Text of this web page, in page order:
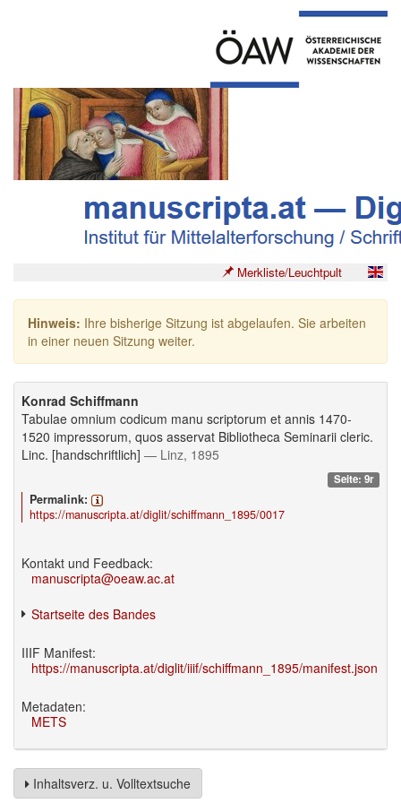
Merkliste/Leuchtpult
Hinweis: Ihre bisherige Sitzung ist abgelaufen. Sie arbeiten
in einer neuen Sitzung weiter.
Konrad Schiffmann
Tabulae omnium codicum manu scriptorum et annis 1470-
1520 impressorum, quos asservat Bibliotheca Seminarii cleric.
Linc. [handschriftlich] — Linz, 1895
Seite: 9r
Permalink:
https://manuscripta.at/diglit/schiffmann_1895/0017
Kontakt und Feedback:
manuscripta@oeaw.ac.at
Startseite des Bandes
IIIF Manifest:
https://manuscripta.at/diglit/iiif/schiffmann_1895/manifest.json
Metadaten:
METS
Inhaltsverz. u. Volltextsuche